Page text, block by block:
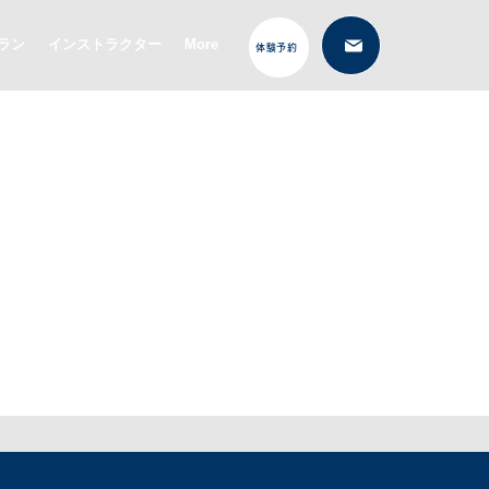
ン インストラクター More 体験予約